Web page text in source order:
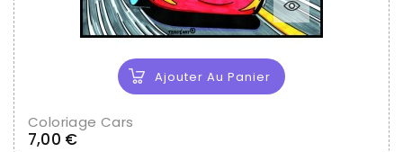
Ajouter Au Panier
Coloriage Cars
7,00 €Prix